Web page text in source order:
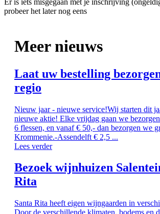
probeer het later nog eens
Meer nieuws
Laat uw bestelling
regio
Nieuw jaar - nieuwe service!Wij starten dit
nieuwe aktie! Elke vrijdag gaan we
6 flessen, en vanaf € 50,- dan bezorgen we
Krommenie.-Assendelft € 2,5 ...
Lees verder
Bezoek wijnhuizen
Rita
Santa Rita heeft eigen wijngaarden in